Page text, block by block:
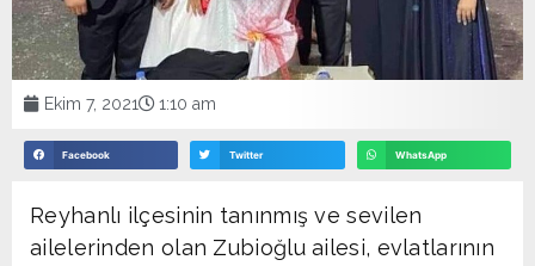
Ekim 7, 2021 1:10 am
Facebook Twitter WhatsApp
Reyhanlı ilçesinin tanınmış ve sevilen
ailelerinden olan Zubioğlu ailesi, evlatlarının